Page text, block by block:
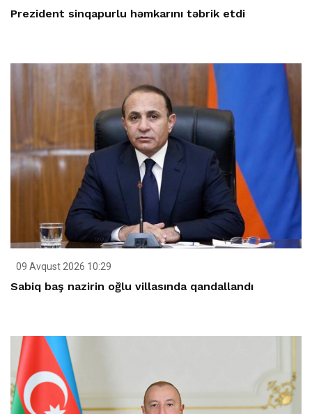
Prezident sinqapurlu həmkarını təbrik etdi
09 Avqust 2026 10:29
Sabiq baş nazirin oğlu villasında qandallandı